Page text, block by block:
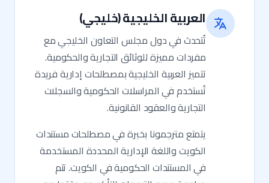
العربية الخليجية (خليجي)
تُتحدث في دول مجلس التعاون الخليجي مع
مفردات مميزة للوثائق التجارية والحكومية.
تتميز العربية الخليجية بمصطلحات إدارية فريدة
تُستخدم في المراسلات الحكومية والسجلات
التجارية والعقود القانونية.
يتمتع مترجمونا بخبرة في مصطلحات مستندات
الكويت واللغة الإدارية المحددة المستخدمة
في المستندات الحكومية في الكويت. تتم